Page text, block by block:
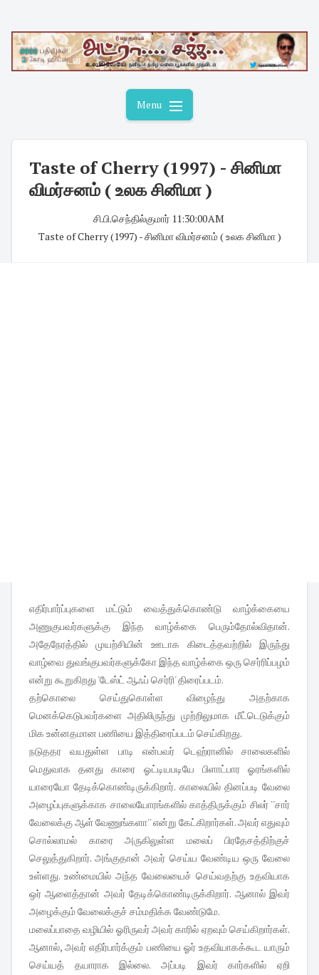
content
Menu
Taste of Cherry (1997) - சினிமா
விமர்சனம் ( உலக சினிமா )
சி.பி.செந்தில்குமார்· 11:30:00 AM
Taste of Cherry (1997) - சினிமா விமர்சனம் ( உலக சினிமா )
எதிர்பார்ப்புகளை மட்டும் வைத்துக்கொண்டு வாழ்க்கையை
அணுகுபவர்களுக்கு இந்த வாழ்க்கை பெரும்தோல்விதான்.
அதேநேரத்தில் முயற்சியின் ஊடாக கிடைத்தவற்றில் இருந்து
வாழ்வை துவங்குபவர்களுக்கோ இந்த வாழ்க்கை ஒரு செர்ரிப்பழம்
என்று கூறுகிறது 'டேஸ்ட் ஆஃப் செர்ரி' திரைப்படம்.
தற்கொலை செய்துகொள்ள விழைந்து அதற்காக
மெனக்கெடுபவர்களை அதிலிருந்து முற்றிலுமாக மீட்டெடுக்கும்
மிக உன்னதமான பணியை இத்திரைப்படம் செய்கிறது.
நடுததர வயதுள்ள பாடி என்பவர் டெஹ்ரானில் சாலைகளில்
மெதுவாக தனது காரை ஓட்டியபடியே பிளாட்பார ஓரங்களில்
யாரையோ தேடிக்கொண்டிருக்கிறார். காலையில் தினப்படி வேலை
அழைப்புகளுக்காக சாலையோரங்களில் காத்திருக்கும் சிலர் ''சார்
வேலைக்கு ஆள் வேணுங்களா'' என்று கேட்கிறார்கள். அவர் எதுவும்
சொல்லாமல் காரை அருகிலுள்ள மலைப் பிரதேசத்திற்குச்
செலுத்துகிறார். அங்குதான் அவர் செய்ய வேண்டிய ஒரு வேலை
உள்ளது. உண்மையில் அந்த வேலையைச் செய்வதற்கு உதவியாக
ஒர் ஆளைத்தான் அவர் தேடிக்கொண்டிருக்கிறார். ஆனால் இவர்
அழைக்கும் வேலைக்குச் சம்மதிக்க வேண்டுமே.
மலைப்பாதை வழியில் ஓரிருவர் அவர் காரில் ஏறவும் செய்கிறார்கள்.
ஆனால், அவர் எதிர்பார்க்கும் பணியை ஓர் உதவியாகக்கூட யாரும்
செய்யத் தயாராக இல்லை. அப்படி இவர் கார்களில் ஏறி